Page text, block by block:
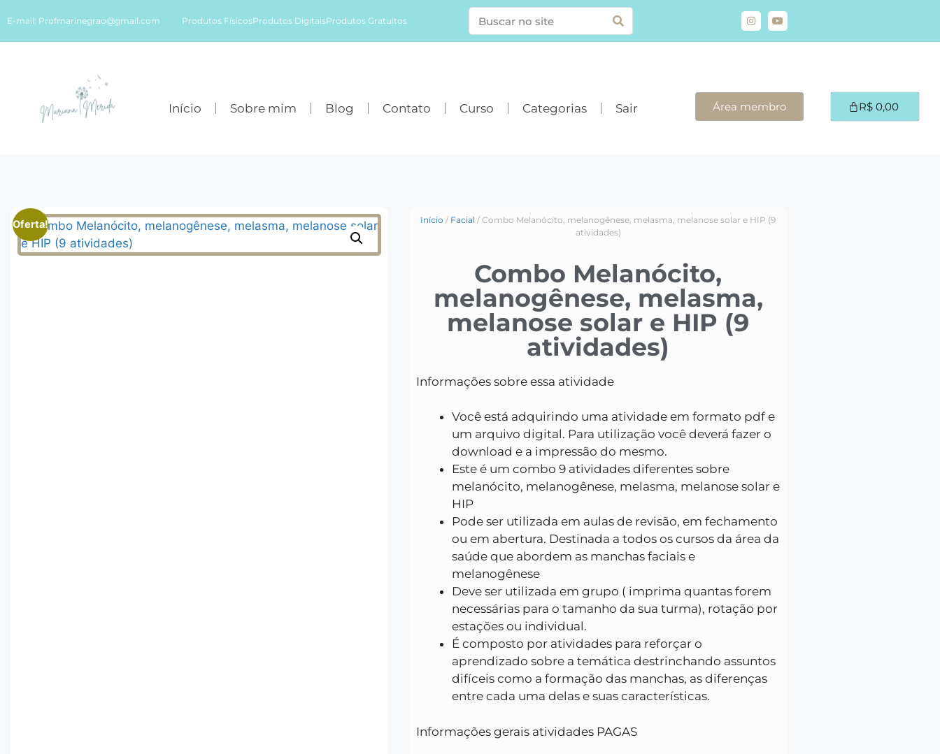
E-mail: Profmarinegrao@gmail.com Produtos FísicosProdutos DigitaisProdutos Gratuitos
Início Sobre mim Blog Contato Curso Categorias Sair Área membro R$0,00
Oferta! Início / Facial / Combo Melanócito, melanogênese, melasma, melanose solar e HIP (9
atividades)
Combo Melanócito,
melanogênese, melasma,
melanose solar e HIP (9
atividades)
Informações sobre essa atividade
Você está adquirindo uma atividade em formato pdf e
um arquivo digital. Para utilização você deverá fazer o
download e a impressão do mesmo.
Este é um combo 9 atividades diferentes sobre
melanócito, melanogênese, melasma, melanose solar e
HIP
Pode ser utilizada em aulas de revisão, em fechamento
ou em abertura. Destinada a todos os cursos da área da
saúde que abordem as manchas faciais e
melanogênese
Deve ser utilizada em grupo ( imprima quantas forem
necessárias para o tamanho da sua turma), rotação por
estações ou individual.
É composto por atividades para reforçar o
aprendizado sobre a temática destrinchando assuntos
difíceis como a formação das manchas, as diferenças
entre cada uma delas e suas características.
Informações gerais atividades PAGAS